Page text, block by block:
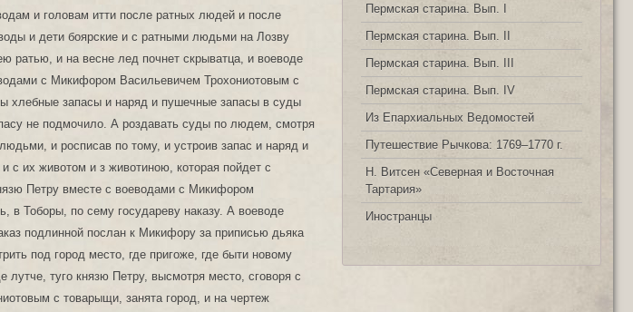
Пермская старина. Вып. I
Пермская старина. Вып. II
Пермская старина. Вып. III
Пермская старина. Вып. IV
Из Епархиальных Ведомостей
Путешествие Рычкова: 1769‒1770 г.
Н. Витсен «Северная и Восточная
Тартария»
Иностранцы